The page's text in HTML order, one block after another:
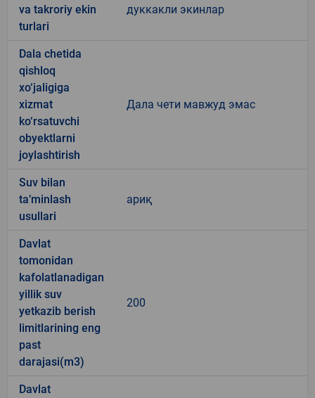
va takroriy ekin
turlari
дуккакли экинлар
Dala chetida
qishloq
xo‘jaligiga
xizmat
ko‘rsatuvchi
obyektlarni
joylashtirish
Дала чети мавжуд эмас
Suv bilan
ta’minlash
usullari
ариқ
Davlat
tomonidan
kafolatlanadigan
yillik suv
yetkazib berish
limitlarining eng
past
darajasi(m3)
200
Davlat